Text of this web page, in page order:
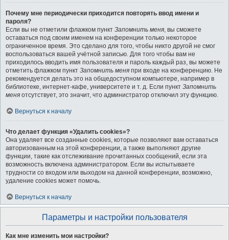
Почему мне периодически приходится повторять ввод имени и
пароля?
Если вы не отметили флажком пункт Запомнить меня, вы сможете
оставаться под своим именем на конференции только некоторое
ограниченное время. Это сделано для того, чтобы никто другой не смог
воспользоваться вашей учётной записью. Для того чтобы вам не
приходилось вводить имя пользователя и пароль каждый раз, вы можете
отметить флажком пункт Запомнить меня при входе на конференцию. Не
рекомендуется делать это на общедоступном компьютере, например в
библиотеке, интернет-кафе, университете и т. д. Если пункт Запомнить
меня отсутствует, это значит, что администратор отключил эту функцию.
Вернуться к началу
Что делает функция «Удалить cookies»?
Она удаляет все созданные cookies, которые позволяют вам оставаться
авторизованным на этой конференции, а также выполняют другие
функции, такие как отслеживание прочитанных сообщений, если эта
возможность включена администратором. Если вы испытываете
трудности со входом или выходом на данной конференции, возможно,
удаление cookies может помочь.
Вернуться к началу
Параметры и настройки пользователя
Как мне изменить мои настройки?